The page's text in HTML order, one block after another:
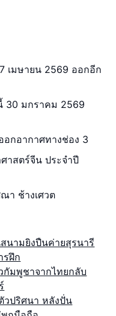
เมษายน 2569 ออกอีก
30 มกราคม 2569
อกอากาศทางช่อง 3
าสตร์จีน ประจำปี
า ช้างเศวต
นามยิงปืนค่ายสุรนารี
รฝึก
กัมพูชาจากไทยกลับ
วปริศนา หลังปั่น